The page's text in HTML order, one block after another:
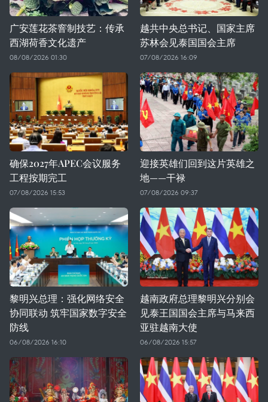
广安莲花茶窨制技艺：传承
西湖荷香文化遗产
08/08/2026 01:30
越共中央总书记、国家主席
苏林会见泰国国会主席
07/08/2026 16:09
确保2027年APEC会议服务
工程按期完工
07/08/2026 15:53
迎接英雄们回到这片英雄之
地——干禄
07/08/2026 09:37
黎明兴总理：强化网络安全
协同联动 筑牢国家数字安全
防线
06/08/2026 16:10
越南政府总理黎明兴分别会
见泰王国国会主席与马来西
亚驻越南大使
06/08/2026 15:57